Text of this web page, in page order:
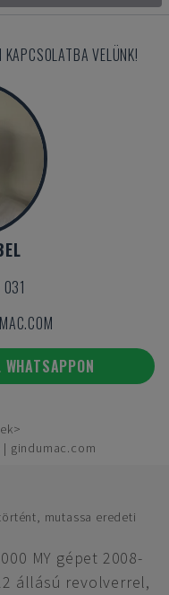
KAPCSOLATBA VELÜNK!
WHATSAPPON
| gindumac.com
mutassa eredeti
MY gépet 2008-
állású revolverrel,